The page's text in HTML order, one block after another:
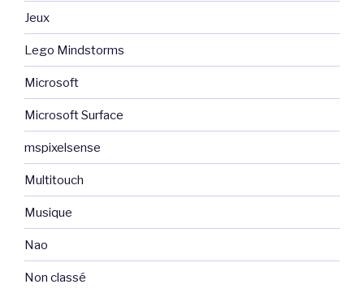
Jeux
Lego Mindstorms
Microsoft
Microsoft Surface
mspixelsense
Multitouch
Musique
Nao
Non classé